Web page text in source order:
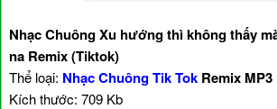
Nhạc Chuông Xu hướng thì không thấy
na Remix (Tiktok)
Thể loại: Nhạc Chuông Tik Tok Remix MP3
Kích thước: 709 Kb